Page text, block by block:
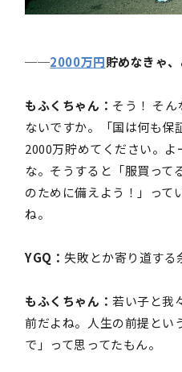
──2000万円貯めなきゃ、
もふくちゃん： そう！ そん
ないですか。「国は何も保
2000万貯めてください。
な。そうすると「服買って
のために備えよう！」って
ね。
YGQ：失敗とか寄り道する
もふくちゃん：若い子と我
前だよね。人生の前提と
で」って思ってたもん。